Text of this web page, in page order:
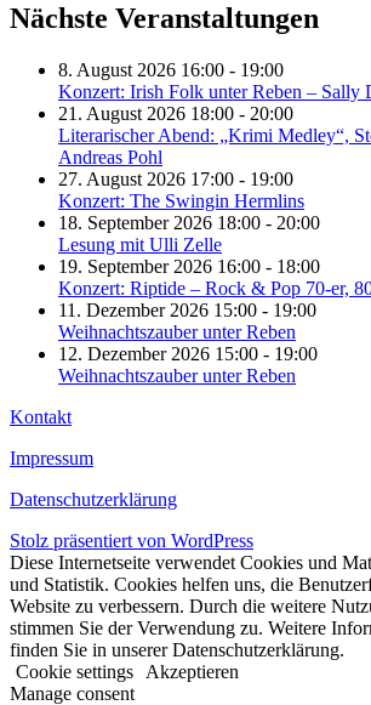
Nächste Veranstaltungen
8. August 2026 16:00 - 19:00
Konzert: Irish Folk unter Reben – Sally
21. August 2026 18:00 - 20:00
Literarischer Abend: „Krimi Medley“,
Andreas Pohl
27. August 2026 17:00 - 19:00
Konzert: The Swingin Hermlins
18. September 2026 18:00 - 20:00
Lesung mit Ulli Zelle
19. September 2026 16:00 - 18:00
Konzert: Riptide – Rock & Pop 70-er,
11. Dezember 2026 15:00 - 19:00
Weihnachtszauber unter Reben
12. Dezember 2026 15:00 - 19:00
Weihnachtszauber unter Reben
Kontakt
Impressum
Datenschutzerklärung
Stolz präsentiert von WordPress
Diese Internetseite verwendet Cookies und
und Statistik. Cookies helfen uns, die
Website zu verbessern. Durch die weitere
stimmen Sie der Verwendung zu. Weitere
finden Sie in unserer Datenschutzerklärung.
Cookie settings
Akzeptieren
Manage consent